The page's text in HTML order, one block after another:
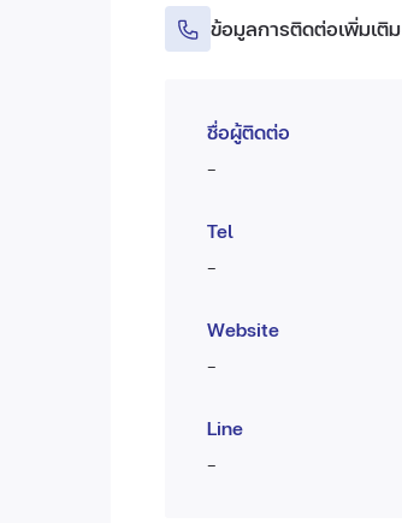
ข้อมูลการติดต่อเพิ่มเติม
ชื่อผู้ติดต่อ
-
Tel
-
Website
-
Line
-